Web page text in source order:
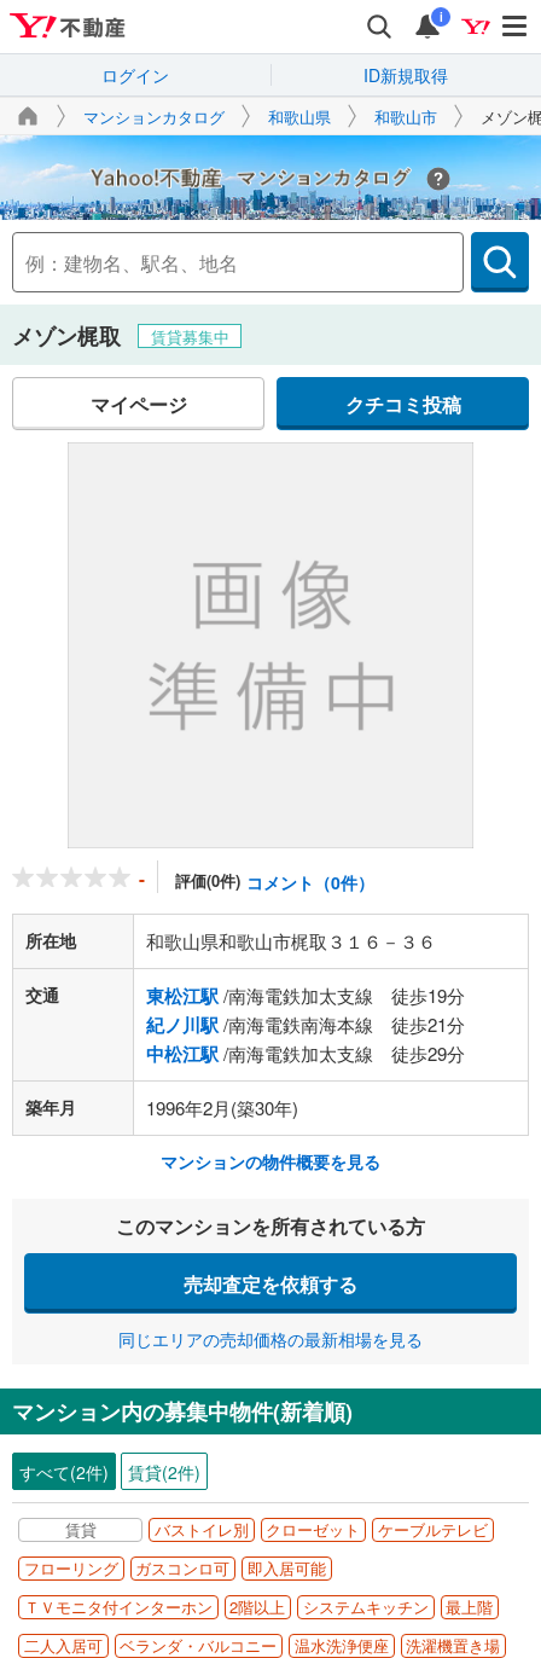
i
ログイン ID新規取得
マンションカタログ 和歌山県 和歌山市 メゾン
Yahoo!不動産
メゾン梶取 賃貸募集中
マイページ クチコミ投稿
- 評価(0件) コメント（0件）
所在地 和歌山県和歌山市梶取３１６－３６
交通 東松江駅/南海電鉄加太支線 徒歩19分
紀ノ川駅/南海電鉄南海本線 徒歩21分
中松江駅/南海電鉄加太支線 徒歩29分
築年月 1996年2月(築30年)
マンションの物件概要を見る
このマンションを所有されている方
売却査定を依頼する
同じエリアの売却価格の最新相場を見る
マンション内の募集中物件(新着順)
すべて(2件) 賃貸(2件)
賃貸 バストイレ別 クローゼット
ケーブルテレビ
フローリング
ガスコンロ可
即入居可能
ＴＶモニタ付インターホン
2階以上 システムキッチン
最上階
二人入居可
ベランダ・バルコニー 温水洗浄便座
洗濯機置き場